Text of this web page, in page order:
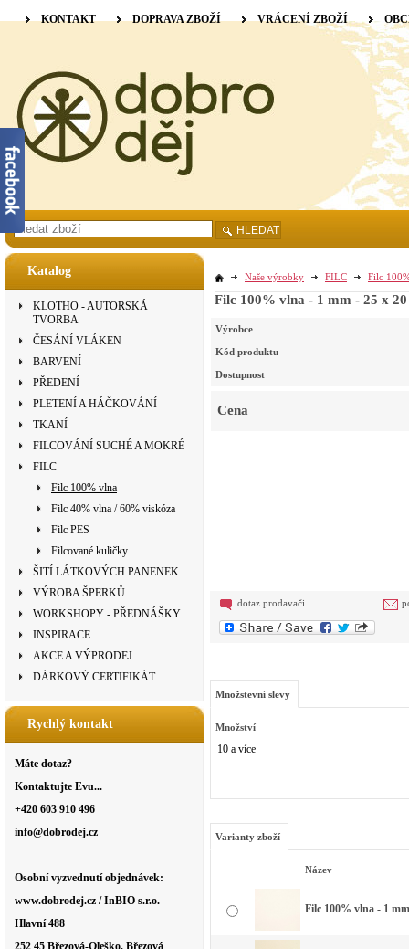
Katalog
KLOTHO - AUTORSKÁ
TVORBA
ČESÁNÍ VLÁKEN
BARVENÍ
PŘEDENÍ
PLETENÍ A HÁČKOVÁNÍ
TKANÍ
FILCOVÁNÍ SUCHÉ A MOKRÉ
FILC
Filc 100% vlna
Filc 40% vlna / 60% viskóza
Filc PES
Filcované kuličky
ŠITÍ LÁTKOVÝCH PANENEK
VÝROBA ŠPERKŮ
WORKSHOPY - PŘEDNÁŠKY
INSPIRACE
AKCE A VÝPRODEJ
DÁRKOVÝ CERTIFIKÁT
Rychlý kontakt
Máte dotaz?
Kontaktujte Evu...
+420 603 910 496
info@dobrodej.cz
Osobní vyzvednutí objednávek:
www.dobrodej.cz / InBIO s.r.o.
Hlavní 488
252 45 Březová-Oleško, Březová
Naše výrobky FILC Filc
Filc 100% vlna - 1 mm - 25 x
Výrobce
Kód produktu
Dostupnost
Cena
dotaz prodavači
Množstevní slevy
Množství
10 a více
Varianty zboží
Název
Filc 100% vlna - 1
KONTAKT DOPRAVA ZBOŽÍ VRÁCENÍ ZBOŽÍ
HLEDAT